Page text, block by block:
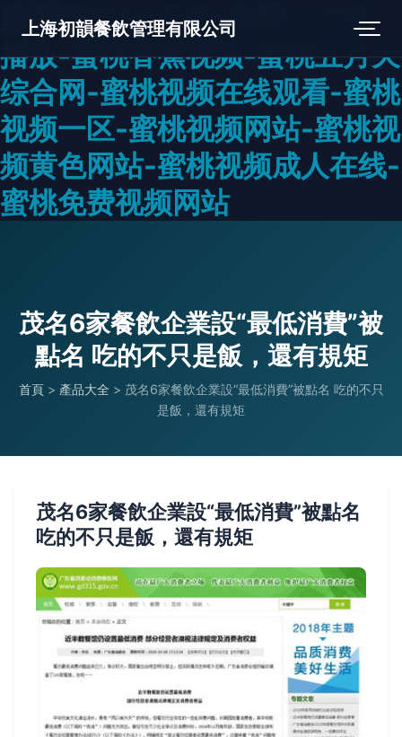
蜜臀国产AV无码-蜜臀av在线
播放-蜜桃香蕉视频-蜜桃五月天
综合网-蜜桃视频在线观看-蜜桃
视频一区-蜜桃视频网站-蜜桃视
频黄色网站-蜜桃视频成人在线-
蜜桃免费视频网站
上海初韻餐飲管理有限公司
茂名6家餐飲企業設“最低消費”被
點名 吃的不只是飯，還有規矩
首頁 > 產品大全 > 茂名6家餐飲企業設“最低消費”被點名 吃的不只
是飯，還有規矩
茂名6家餐飲企業設“最低消費”被點名
吃的不只是飯，還有規矩